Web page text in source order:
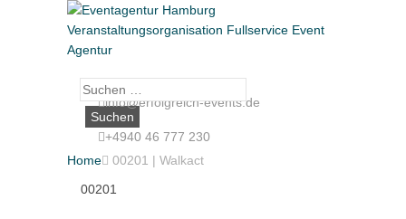
Suche
nach:info@erfolgreich-events.de
+4940 46 777 230
Home 00201 | Walkact
00201